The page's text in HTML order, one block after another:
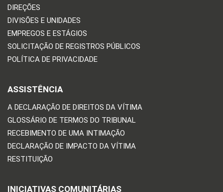
DIREÇÕES
DIVISÕES E UNIDADES
EMPREGOS E ESTÁGIOS
SOLICITAÇÃO DE REGISTROS PÚBLICOS
POLÍTICA DE PRIVACIDADE
ASSISTÊNCIA
A DECLARAÇÃO DE DIREITOS DA VÍTIMA
GLOSSÁRIO DE TERMOS DO TRIBUNAL
RECEBIMENTO DE UMA INTIMAÇÃO
DECLARAÇÃO DE IMPACTO DA VÍTIMA
RESTITUIÇÃO
INICIATIVAS COMUNITÁRIAS